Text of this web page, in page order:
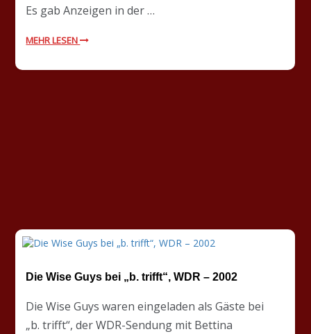
Es gab Anzeigen in der …
MEHR LESEN
Die Wise Guys bei „b. trifft“, WDR – 2002
Die Wise Guys waren eingeladen als Gäste bei
„b. trifft“, der WDR-Sendung mit Bettina